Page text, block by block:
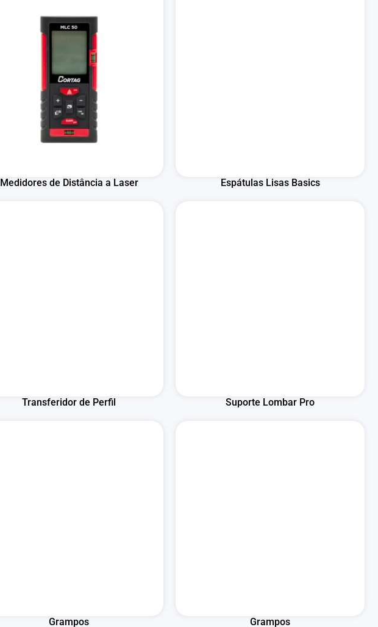
Medidores de Distância a Laser Espátulas Lisas Basics
Transferidor de Perfil Suporte Lombar Pro
Grampos Grampos